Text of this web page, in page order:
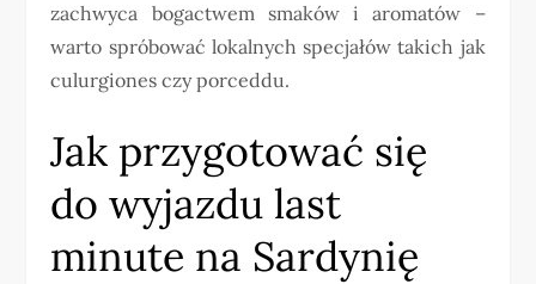
zachwyca bogactwem smaków i aromatów –
warto spróbować lokalnych specjałów takich jak
culurgiones czy porceddu.
Jak przygotować się
do wyjazdu last
minute na Sardynię